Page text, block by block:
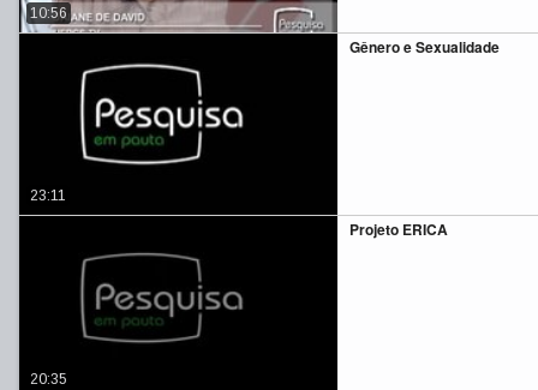
10:56
Gênero e Sexualidade
23:11
Projeto ERICA
20:35